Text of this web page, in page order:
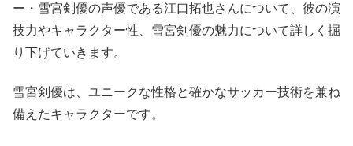
ー・雪宮剣優の声優である江口拓也さんについて、彼の演
技力やキャラクター性、雪宮剣優の魅力について詳しく掘
り下げていきます。
雪宮剣優は、ユニークな性格と確かなサッカー技術を兼ね
備えたキャラクターです。